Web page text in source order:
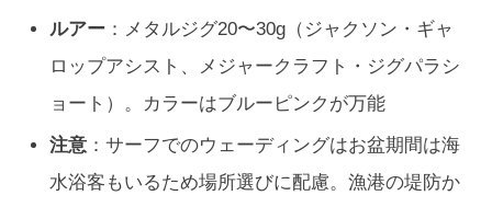
ルアー ：メタルジグ20〜30g（ジャクソン・ギャ
ロップアシスト、メジャークラフト・ジグパラシ
ョート）。カラーはブルーピンクが万能
注意 ：サーフでのウェーディングはお盆期間は海
水浴客もいるため場所選びに配慮。漁港の堤防か